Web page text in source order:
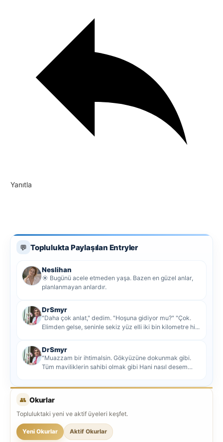
Yanıtla
💬 Toplulukta Paylaşılan Entryler
Neslihan
☀️ Bugünü acele etmeden yaşa. Bazen en güzel anlar,
planlanmayan anlardır.
DrSmyr
"Daha çok anlat," dedim. "Hoşuna gidiyor mu?" "Çok.
Elimden gelse, seninle sekiz yüz elli iki bin kilometre hi...
DrSmyr
"Muazzam bir ihtimalsin. Gökyüzüne dokunmak gibi.
Tüm maviliklerin sahibi olmak gibi Hani nasıl desem
👥 Okurlar
Topluluktaki yeni ve aktif üyeleri keşfet.
Yeni Okurlar Aktif Okurlar